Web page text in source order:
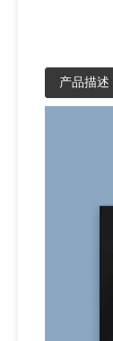
产品描述